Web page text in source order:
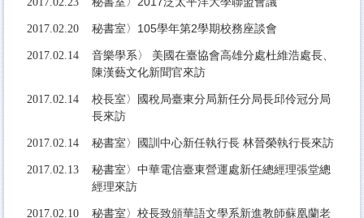
2017.02.20 秘書室〉105學年第2學期校務座談會
2017.02.14
音樂學系〉 美國在臺協會高雄分處杜維浩處長、
陳漢藝文化新聞官來訪
2017.02.14
校長室〉國稅局臺東分局新任分局長邱伶冠分局
長來訪
2017.02.14 秘書室〉國訓中心新任執行長 林晉榮執行長來訪
2017.02.13
秘書室〉中華電信臺東營運處新任總經理張堂總
經理來訪
2017.02.10
秘書室〉校長致頒華語文學系新進教師蘇凰蘭老